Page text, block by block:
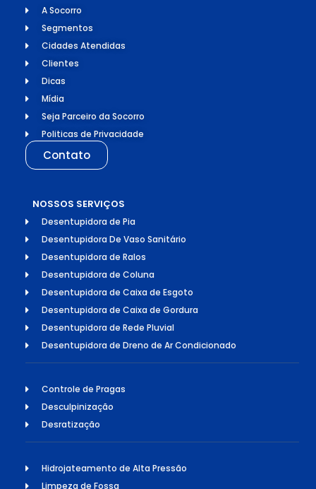
A Socorro
Segmentos
Cidades Atendidas
Clientes
Dicas
Mídia
Seja Parceiro da Socorro
Politicas de Privacidade
Contato
NOSSOS SERVIÇOS
Desentupidora de Pia
Desentupidora De Vaso Sanitário
Desentupidora de Ralos
Desentupidora de Coluna
Desentupidora de Caixa de Esgoto
Desentupidora de Caixa de Gordura
Desentupidora de Rede Pluvial
Desentupidora de Dreno de Ar Condicionado
Controle de Pragas
Desculpinização
Desratização
Hidrojateamento de Alta Pressão
Limpeza de Fossa